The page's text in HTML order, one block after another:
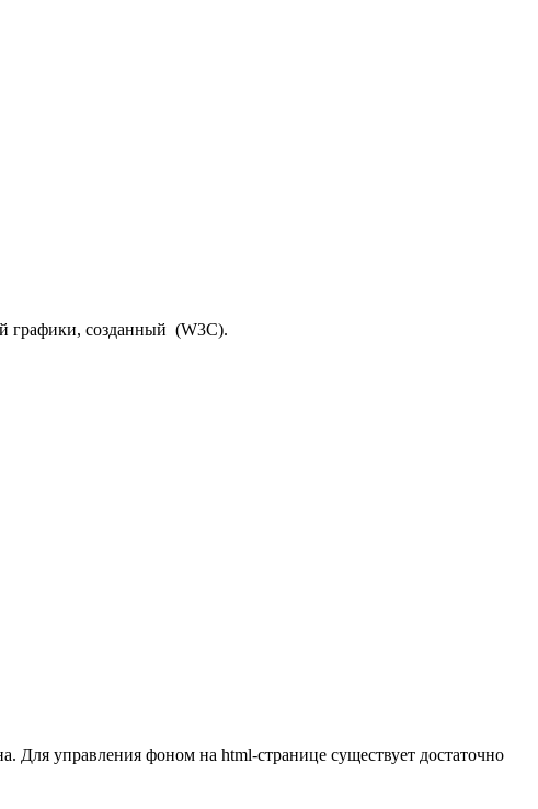
графики, созданный (W3C).
Для управления фоном на html-странице существует достаточно